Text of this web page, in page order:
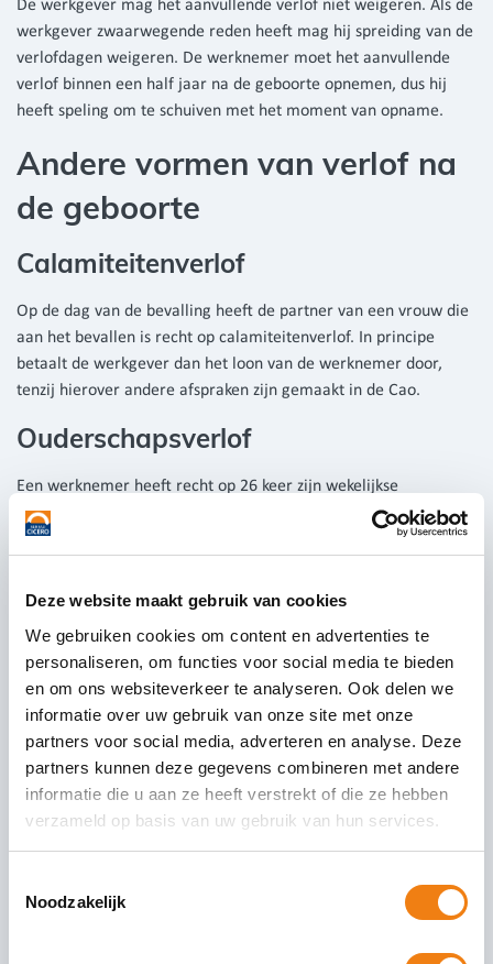
Deze website maakt gebruik van cookies
We gebruiken cookies om content en advertenties te
personaliseren, om functies voor social media te bieden
en om ons websiteverkeer te analyseren. Ook delen we
informatie over uw gebruik van onze site met onze
partners voor social media, adverteren en analyse. Deze
partners kunnen deze gegevens combineren met andere
informatie die u aan ze heeft verstrekt of die ze hebben
verzameld op basis van uw gebruik van hun services.
Noodzakelijk
De werkgever mag het aanvullende verlof niet weigeren. Als de
werkgever zwaarwegende reden heeft mag hij spreiding van de
verlofdagen weigeren. De werknemer moet het aanvullende
verlof binnen een half jaar na de geboorte opnemen, dus hij
heeft speling om te schuiven met het moment van opname.
Andere vormen van verlof na
de geboorte
Calamiteitenverlof
Op de dag van de bevalling heeft de partner van een vrouw die
aan het bevallen is recht op calamiteitenverlof. In principe
betaalt de werkgever dan het loon van de werknemer door,
tenzij hierover andere afspraken zijn gemaakt in de Cao.
Ouderschapsverlof
Een werknemer heeft recht op 26 keer zijn wekelijkse
arbeidsduur aan ouderschapsverlof. Het ouderschapsverlof is
wettelijk gezien onbetaald, maar in de cao of
staan. Ouderschapsverlof is bedoeld voor de zorg van kinderen
opneemt, mag hij in principe zelf beslissen. Ouderschapsverlof
mag een werknemer opnemen voor ieder kind.
Meerlingenverlof
Bevalt de moeder van een meerling dan heeft de partner geen
recht op extra kraamverlof. De moeder heeft wel recht op extra
verlof. Het meerlingenverlof duurt namelijk 20 weken in plaats